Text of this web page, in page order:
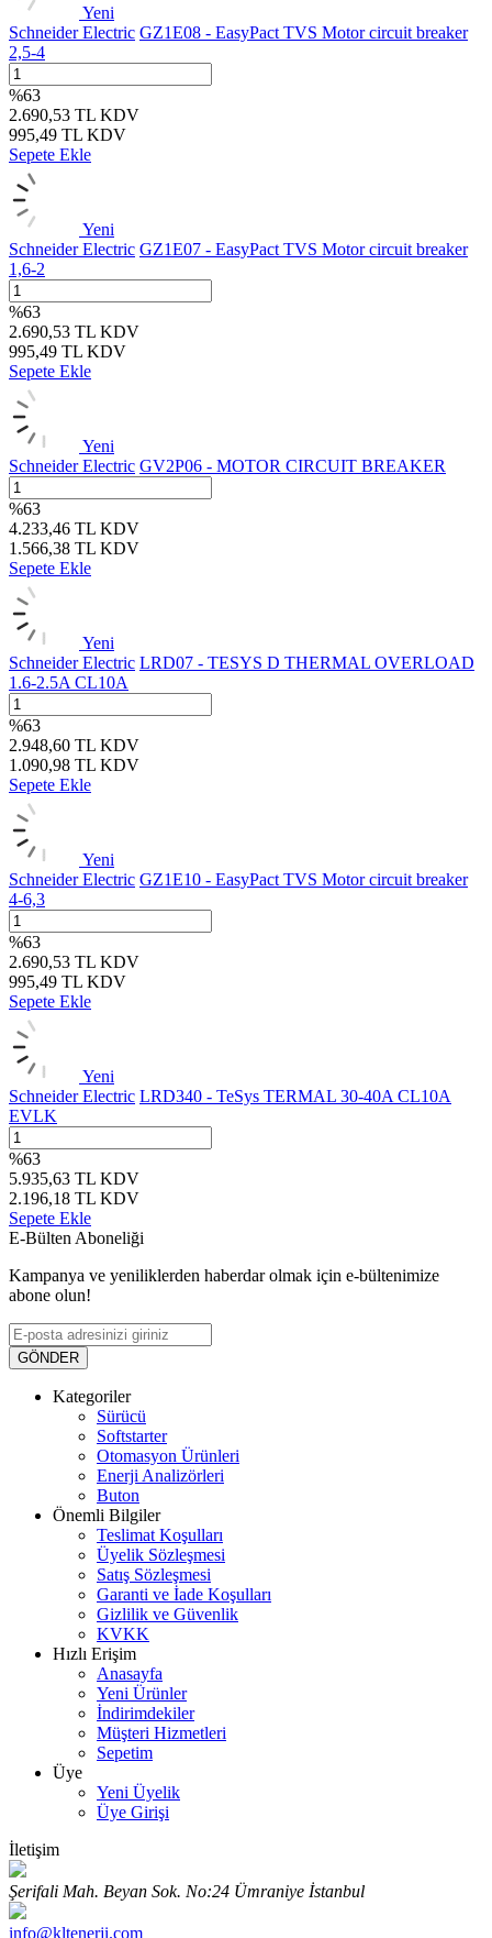
Yeni
Schneider Electric GZ1E08 - EasyPact TVS Motor circuit breaker
2,5-4
%63
2.690,53 TL KDV
995,49 TL KDV
Sepete Ekle
Yeni
Schneider Electric GZ1E07 - EasyPact TVS Motor circuit breaker
1,6-2
%63
2.690,53 TL KDV
995,49 TL KDV
Sepete Ekle
Yeni
Schneider Electric GV2P06 - MOTOR CIRCUIT BREAKER
%63
4.233,46 TL KDV
1.566,38 TL KDV
Sepete Ekle
Yeni
Schneider Electric LRD07 - TESYS D THERMAL OVERLOAD
1.6-2.5A CL10A
%63
2.948,60 TL KDV
1.090,98 TL KDV
Sepete Ekle
Yeni
Schneider Electric GZ1E10 - EasyPact TVS Motor circuit breaker
4-6,3
%63
2.690,53 TL KDV
995,49 TL KDV
Sepete Ekle
Yeni
Schneider Electric LRD340 - TeSys TERMAL 30-40A CL10A
EVLK
%63
5.935,63 TL KDV
2.196,18 TL KDV
Sepete Ekle
E-Bülten Aboneliği
Kampanya ve yeniliklerden haberdar olmak için e-bültenimize
abone olun!
GÖNDER
Kategoriler
Sürücü
Softstarter
Otomasyon Ürünleri
Enerji Analizörleri
Buton
Önemli Bilgiler
Teslimat Koşulları
Üyelik Sözleşmesi
Satış Sözleşmesi
Garanti ve İade Koşulları
Gizlilik ve Güvenlik
KVKK
Hızlı Erişim
Anasayfa
Yeni Ürünler
İndirimdekiler
Müşteri Hizmetleri
Sepetim
Üye
Yeni Üyelik
Üye Girişi
İletişim
Şerifali Mah. Beyan Sok. No:24 Ümraniye İstanbul
info@kltenerji.com